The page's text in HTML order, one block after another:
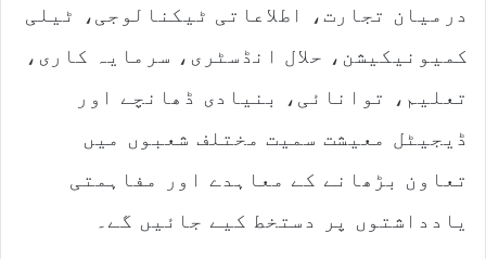
درمیان تجارت، اطلاعاتی ٹیکنالوجی، ٹیلی
کمیونیکیشن، حلال انڈسٹری، سرمایہ کاری،
تعلیم، توانائی، بنیادی ڈھانچے اور
ڈیجیٹل معیشت سمیت مختلف شعبوں میں
تعاون بڑھانے کے معاہدے اور مفاہمتی
یادداشتوں پر دستخط کیے جائیں گے۔